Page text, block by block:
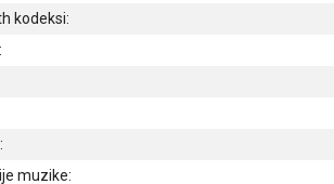
kodeksi:
muzike: